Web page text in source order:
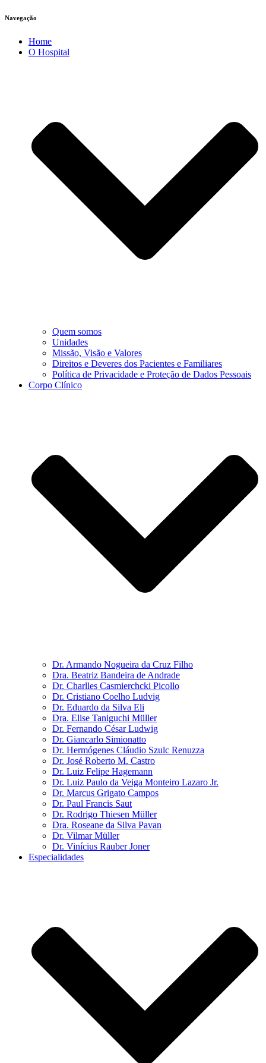
Navegação
Home
O Hospital
Quem somos
Unidades
Missão, Visão e Valores
Direitos e Deveres dos Pacientes e Familiares
Política de Privacidade e Proteção de Dados Pessoais
Corpo Clínico
Dr. Armando Nogueira da Cruz Filho
Dra. Beatriz Bandeira de Andrade
Dr. Charlles Casmierchcki Picollo
Dr. Cristiano Coelho Ludvig
Dr. Eduardo da Silva Eli
Dra. Elise Taniguchi Müller
Dr. Fernando César Ludwig
Dr. Giancarlo Simionatto
Dr. Hermógenes Cláudio Szulc Renuzza
Dr. José Roberto M. Castro
Dr. Luiz Felipe Hagemann
Dr. Luiz Paulo da Veiga Monteiro Lazaro Jr.
Dr. Marcus Grigato Campos
Dr. Paul Francis Saut
Dr. Rodrigo Thiesen Müller
Dra. Roseane da Silva Pavan
Dr. Vilmar Müller
Dr. Vinícius Rauber Joner
Especialidades